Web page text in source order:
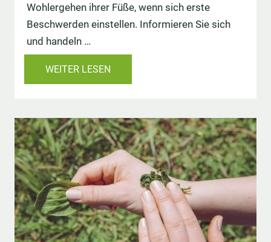
Wohlergehen ihrer Füße, wenn sich erste
Beschwerden einstellen. Informieren Sie sich
und handeln …
WEITER LESEN